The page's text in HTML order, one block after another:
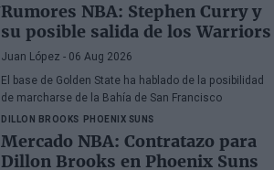
Rumores NBA: Stephen Curry y
su posible salida de los Warriors
Juan López - 06 Aug 2026
El base de Golden State ha hablado de la posibilidad
de marcharse de la Bahía de San Francisco
DILLON BROOKS PHOENIX SUNS
Mercado NBA: Contratazo para
Dillon Brooks en Phoenix Suns